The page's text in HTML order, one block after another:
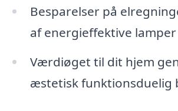
Besparelser på
af energieffektive lamper
Værdiøget til dit hjem
æstetisk funktionsduelig